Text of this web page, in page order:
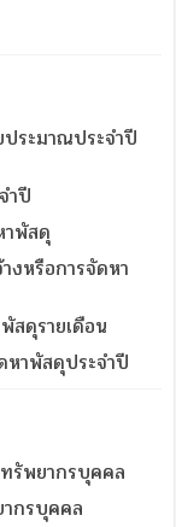
ระมาณประจำปี
ำปี
พัสดุ
งหรือการจัดหา
สดุรายเดือน
หาพัสดุประจำปี
รัพยากรบุคคล
กรบุคคล